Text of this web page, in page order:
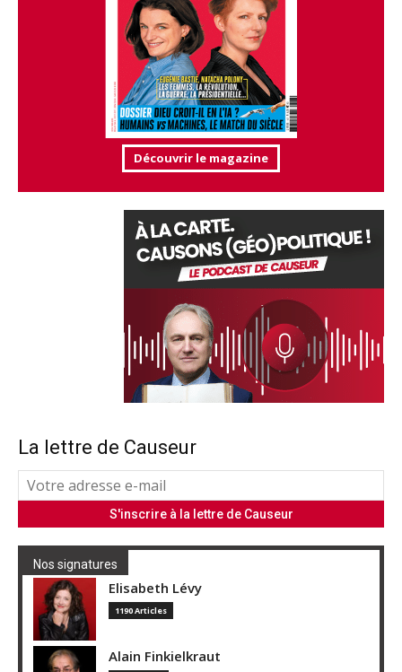
Découvrir le magazine
La lettre de Causeur
Nos signatures
Elisabeth Lévy
1190 Articles
Alain Finkielkraut